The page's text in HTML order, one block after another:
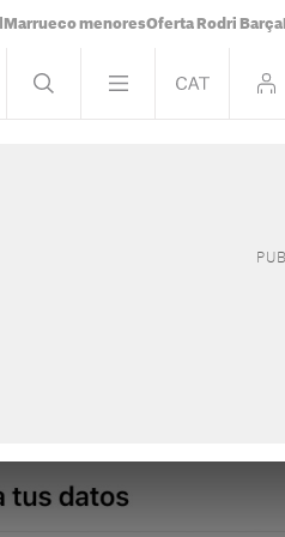
Marrueco menoresOferta Rodri Barça